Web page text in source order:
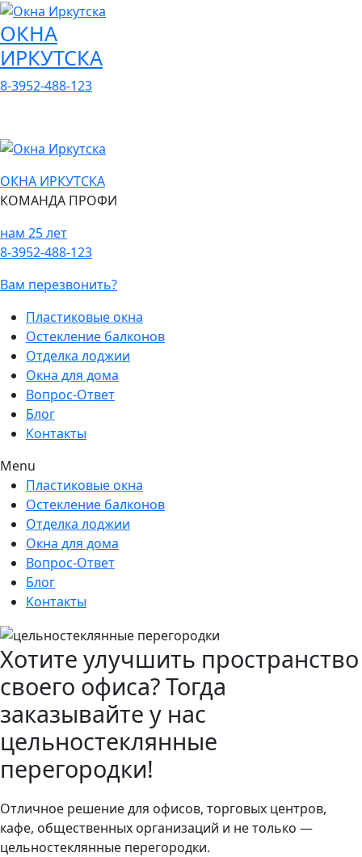
ОКНА
ИРКУТСКА
8-3952-488-123
ОКНА ИРКУТСКА
КОМАНДА ПРОФИ
нам 25 лет
8-3952-488-123
Вам перезвонить?
Пластиковые окна
Остекление балконов
Отделка лоджии
Окна для дома
Вопрос-Ответ
Блог
Контакты
Menu
Пластиковые окна
Остекление балконов
Отделка лоджии
Окна для дома
Вопрос-Ответ
Блог
Контакты
Хотите улучшить пространство
своего офиса? Тогда
заказывайте у нас
цельностеклянные
перегородки!
Отличное решение для офисов, торговых центров,
кафе, общественных организаций и не только —
цельностеклянные перегородки.